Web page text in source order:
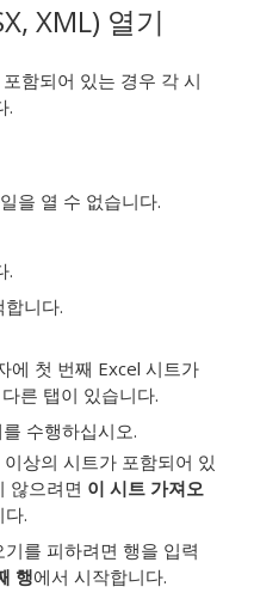
XML) 열기
함되어 있는 경우 각 시
.
을 열 수 없습니다.
.
니다.
에 첫 번째 Excel 시트가
른 탭이 있습니다.
수행하십시오.
상의 시트가 포함되어 있
않으려면 이 시트 가져오
.
를 피하려면 행을 입력
행에서 시작합니다.